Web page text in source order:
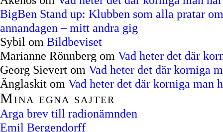
BigBen Stand up: Klubben som alla pratar
annandagen – mitt andra gig
Sybil om Bildbeviset
Marianne Rönnberg om Vad heter det där
Georg Sievert om Vad heter det där korniga
Änglaskit om Vad heter det där korniga man
Mina egna sajter
Arga brev till radionämnden
Emil Bergendorff